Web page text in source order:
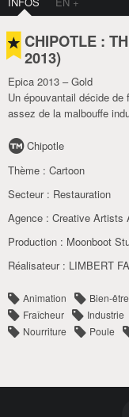
CHIPOTLE :
2013)
Epica 2013 – Gold
Un épouvantail décide de
assez de la malbouffe
Chipotle
Thème : Cartoon
Secteur : Restauration
Agence : Creative Artists
Production : Moonboot
Réalisateur : LIMBERT
Animation Bien-être
Fraîcheur
Industrie
Nourriture
Poule